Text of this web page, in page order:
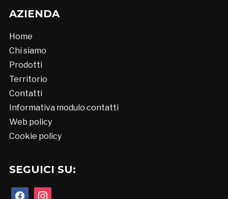
AZIENDA
Home
Chi siamo
Prodotti
Territorio
Contatti
Informativa modulo contatti
Web policy
Cookie policy
SEGUICI SU:
facebookinstagram